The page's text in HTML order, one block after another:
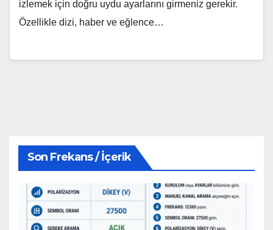
izlemek için doğru uydu ayarlarını girmeniz gerekir.
Özellikle dizi, haber ve eğlence…
Son Frekans / İçerik